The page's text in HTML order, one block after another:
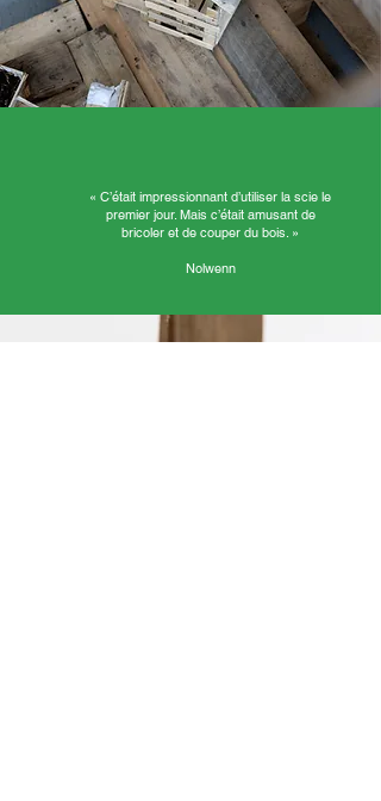
« C’était impressionnant d’utiliser la scie le
premier jour. Mais c’était amusant de
bricoler et de couper du bois. »
Nolwenn